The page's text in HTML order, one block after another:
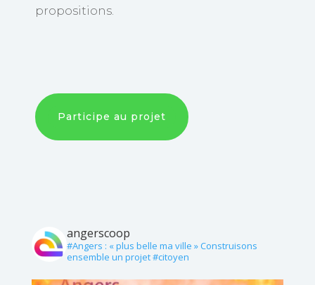
propositions.
Participe au projet
angerscoop
#Angers : « plus belle ma ville »Construisons
ensemble un projet #citoyen